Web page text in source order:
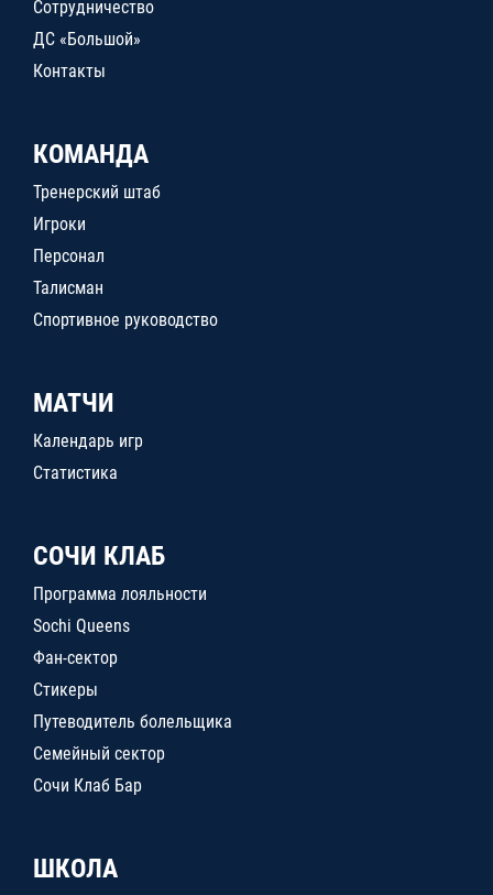
Сотрудничество
ДС «Большой»
Контакты
КОМАНДА
Тренерский штаб
Игроки
Персонал
Талисман
Спортивное руководство
МАТЧИ
Календарь игр
Статистика
СОЧИ КЛАБ
Программа лояльности
Sochi Queens
Фан-сектор
Стикеры
Путеводитель болельщика
Семейный сектор
Сочи Клаб Бар
ШКОЛА